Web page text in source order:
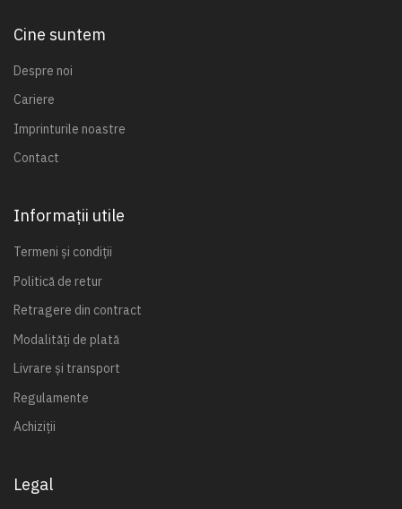
Cine suntem
Despre noi
Cariere
Imprinturile noastre
Contact
Informații utile
Termeni și condiții
Politică de retur
Retragere din contract
Modalități de plată
Livrare și transport
Regulamente
Achiziții
Legal